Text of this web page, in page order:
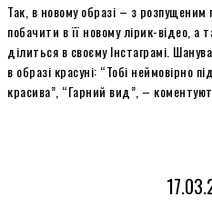
Так, в новому образі – з
побачити в її новому лірик-відео,
ділиться в своєму Інстаграмі.
в образі красуні: “Тобі неймовірно
красива”, “Гарний вид”, –